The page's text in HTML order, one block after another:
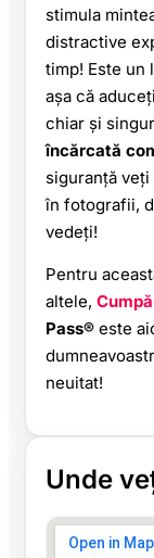
stimula
distractive
timp! Este un
așa că
chiar și
încărcată
siguranță
în fotografii,
vedeți!
Pentru
altele,
Pass® este
neuitat!
Unde